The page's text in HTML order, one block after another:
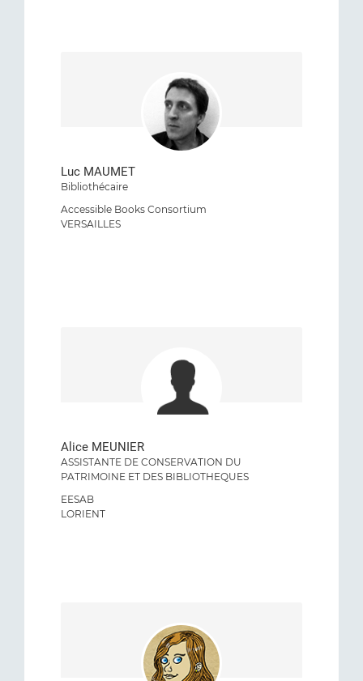
Luc MAUMET
Bibliothécaire
Accessible Books Consortium
VERSAILLES
Alice MEUNIER
ASSISTANTE DE CONSERVATION DU
PATRIMOINE ET DES BIBLIOTHEQUES
EESAB
LORIENT